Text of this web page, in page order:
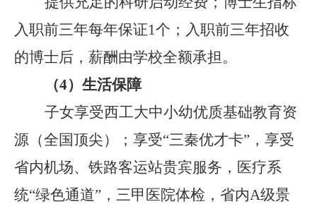
入职前三年每年保证1个 ；入职前三年招收
的博士后，薪酬由学校全额承担。
（4） 生活保障
子女享受西工大中小幼优质基础教育资
源（全国顶尖）；享受“三秦优才卡”，享受
省内机场、铁路客运站贵宾服务，医疗系
统“绿色通道”，三甲医院体检，省内A级景